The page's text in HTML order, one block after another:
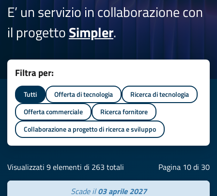
E’ un servizio in collaborazione con
il progettoSimpler.
Filtra per:
Tutti Offerta di tecnologia
Ricerca di tecnologia
Offerta commerciale
Ricerca fornitore
Collaborazione a progetto di ricerca e sviluppo
Visualizzati 9 elementi di 263 totali Pagina 10 di 30
Scade il03 aprile 2027